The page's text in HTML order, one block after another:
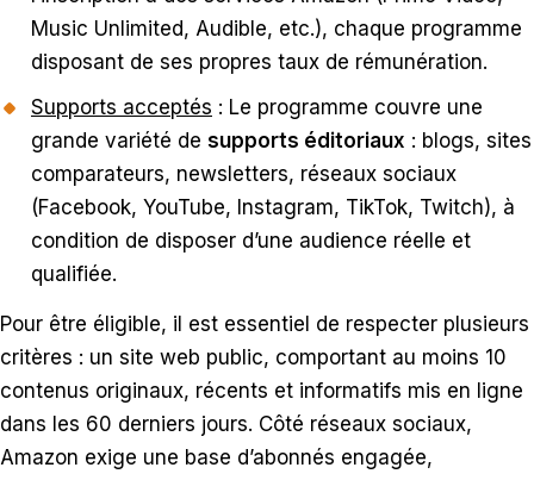
Music Unlimited, Audible, etc.), chaque programme
disposant de ses propres taux de rémunération.
Supports acceptés : Le programme couvre une
grande variété de supports éditoriaux : blogs, sites
comparateurs, newsletters, réseaux sociaux
(Facebook, YouTube, Instagram, TikTok, Twitch), à
condition de disposer d’une audience réelle et
qualifiée.
Pour être éligible, il est essentiel de respecter plusieurs
critères : un site web public, comportant au moins 10
contenus originaux, récents et informatifs mis en ligne
dans les 60 derniers jours. Côté réseaux sociaux,
Amazon exige une base d’abonnés engagée,